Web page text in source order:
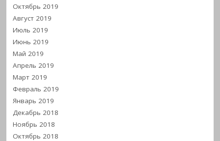
Октябрь 2019
Август 2019
Июль 2019
Июнь 2019
Май 2019
Апрель 2019
Март 2019
Февраль 2019
Январь 2019
Декабрь 2018
Ноябрь 2018
Октябрь 2018